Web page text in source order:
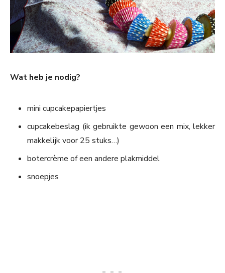
Wat heb je nodig?
mini cupcakepapiertjes
cupcakebeslag (ik gebruikte gewoon een mix, lekker
makkelijk voor 25 stuks…)
botercrème of een andere plakmiddel
snoepjes